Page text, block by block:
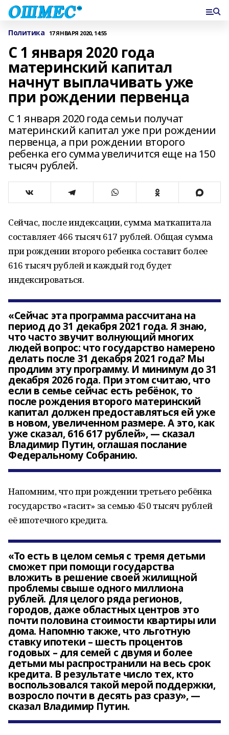
Политика 17 ЯНВАРЯ 2020, 14:55
С 1 января 2020 года
материнский капитал
начнут выплачивать уже
при рождении первенца
С 1 января 2020 года семьи получат
материнский капитал уже при рождении
первенца, а при рождении второго
ребенка его сумма увеличится еще на 150
тысяч рублей.
Сейчас, после индексации, сумма маткапитала
составляет 466 тысяч 617 рублей. Общая сумма
при рождении второго ребенка составит более
616 тысяч рублей и каждый год будет
индексироваться.
«Сейчас эта программа рассчитана на
период до 31 декабря 2021 года. Я знаю,
что часто звучит волнующий многих
людей вопрос: что государство намерено
делать после 31 декабря 2021 года? Мы
продлим эту программу. И минимум до 31
декабря 2026 года. При этом считаю, что
если в семье сейчас есть ребёнок, то
после рождения второго материнский
капитал должен предоставляться ей уже
в новом, увеличенном размере. А это, как
уже сказал, 616 617 рублей», — сказал
Владимир Путин, оглашая послание
Федеральному Собранию.
Напомним, что при рождении третьего ребёнка
государство «гасит» за семью 450 тысяч рублей
её ипотечного кредита.
«То есть в целом семья с тремя детьми
сможет при помощи государства
вложить в решение своей жилищной
проблемы свыше одного миллиона
рублей. Для целого ряда регионов,
городов, даже областных центров это
почти половина стоимости квартиры или
дома. Напомню также, что льготную
ставку ипотеки – шесть процентов
годовых – для семей с двумя и более
детьми мы распространили на весь срок
кредита. В результате число тех, кто
воспользовался такой мерой поддержки,
возросло почти в десять раз сразу», —
сказал Владимир Путин.